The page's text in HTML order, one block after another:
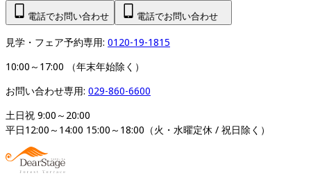
電話でお問い合わせ 電話でお問い合わせ
見学・フェア予約専用: 0120-19-1815
10:00～17:00 （年末年始除く）
お問い合わせ専用: 029-860-6600
土日祝 9:00～20:00
平日12:00～14:00 15:00～18:00（火・水曜定休 / 祝日除く）